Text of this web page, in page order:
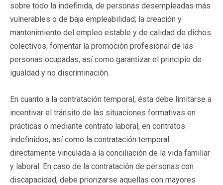
sobre todo la indefinida, de personas desempleadas más
vulnerables o de baja empleabilidad; la creación y
mantenimiento del empleo estable y de calidad de dichos
colectivos; fomentar la promoción profesional de las
personas ocupadas; así como garantizar el principio de
igualdad y no discriminación.
En cuanto a la contratación temporal, ésta debe limitarse a
incentivar el tránsito de las situaciones formativas en
prácticas o mediante contrato laboral, en contratos
indefinidos, así como la contratación temporal
directamente vinculada a la conciliación de la vida familiar
y laboral. En caso de la contratación de personas con
discapacidad, debe priorizarse aquellas con mayores